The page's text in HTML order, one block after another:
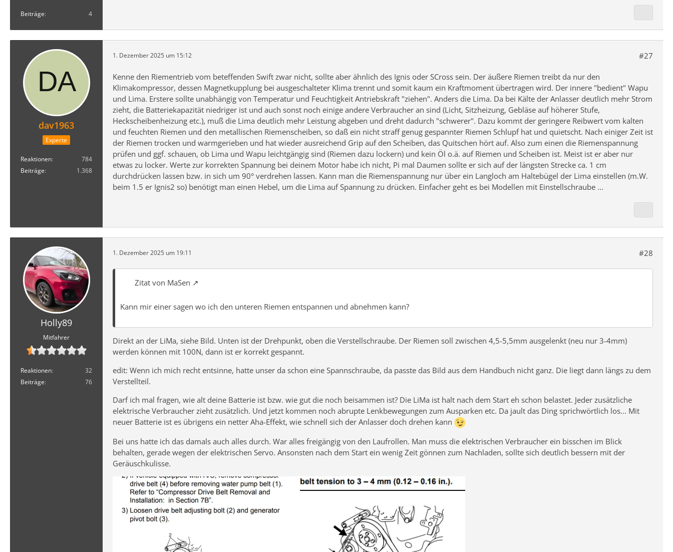
Beiträge 4
dav1963
Experte
Reaktionen
784
Beiträge
1.368
1. Dezember 2025 um 15:12 #27
Kenne den Riementrieb vom beteffenden Swift zwar nicht, sollte aber ähnlich des Ignis oder SCross sein. Der äußere Riemen treibt da nur den
Klimakompressor, dessen Magnetkupplung bei ausgeschalteter Klima trennt und somit kaum ein Kraftmoment übertragen wird. Der innere "bedient" Wapu
und Lima. Erstere sollte unabhängig von Temperatur und Feuchtigkeit Antriebskraft "ziehen". Anders die Lima. Da bei Kälte der Anlasser deutlich mehr Strom
zieht, die Batteriekapazität niedriger ist und auch sonst noch einige andere Verbraucher an sind (Licht, Sitzheizung, Gebläse auf höherer Stufe,
Heckscheibenheizung etc.), muß die Lima deutlich mehr Leistung abgeben und dreht dadurch "schwerer". Dazu kommt der geringere Reibwert vom kalten
und feuchten Riemen und den metallischen Riemenscheiben, so daß ein nicht straff genug gespannter Riemen Schlupf hat und quietscht. Nach einiger Zeit ist
der Riemen trocken und warmgerieben und hat wieder ausreichend Grip auf den Scheiben, das Quitschen hört auf. Also zum einen die Riemenspannung
prüfen und ggf. schauen, ob Lima und Wapu leichtgängig sind (Riemen dazu lockern) und kein Öl o.ä. auf Riemen und Scheiben ist. Meist ist er aber nur
etwas zu locker. Werte zur korrekten Spannung bei deinem Motor habe ich nicht, Pi mal Daumen sollte er sich auf der längsten Strecke ca. 1 cm
durchdrücken lassen bzw. in sich um 90° verdrehen lassen. Kann man die Riemenspannung nur über ein Langloch am Haltebügel der Lima einstellen (m.W.
beim 1.5 er Ignis2 so) benötigt man einen Hebel, um die Lima auf Spannung zu drücken. Einfacher geht es bei Modellen mit Einstellschraube ...
Holly89
Mitfahrer
Reaktionen
32
Beiträge
76
1. Dezember 2025 um 19:11 #28
Zitat von MaSen
Kann mir einer sagen wo ich den unteren Riemen entspannen und abnehmen kann?
Direkt an der LiMa, siehe Bild. Unten ist der Drehpunkt, oben die Verstellschraube. Der Riemen soll zwischen 4,5-5,5mm ausgelenkt (neu nur 3-4mm)
werden können mit 100N, dann ist er korrekt gespannt.
edit: Wenn ich mich recht entsinne, hatte unser da schon eine Spannschraube, da passte das Bild aus dem Handbuch nicht ganz. Die liegt dann längs zu dem
Verstellteil.
Darf ich mal fragen, wie alt deine Batterie ist bzw. wie gut die noch beisammen ist? Die LiMa ist halt nach dem Start eh schon belastet. Jeder zusätzliche
elektrische Verbraucher zieht zusätzlich. Und jetzt kommen noch abrupte Lenkbewegungen zum Ausparken etc. Da jault das Ding sprichwörtlich los... Mit
neuer Batterie ist es übrigens ein netter Aha-Effekt, wie schnell sich der Anlasser doch drehen kann
Bei uns hatte ich das damals auch alles durch. War alles freigängig von den Laufrollen. Man muss die elektrischen Verbraucher ein bisschen im Blick
behalten, gerade wegen der elektrischen Servo. Ansonsten nach dem Start ein wenig Zeit gönnen zum Nachladen, sollte sich deutlich bessern mit der
Geräuschkulisse.